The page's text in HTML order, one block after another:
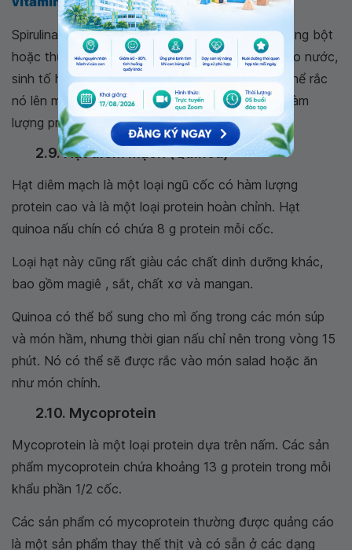
Spirulina có sẵn trên thị trường rất nhiều, dưới dạng bột
hoặc thực phẩm bổ sung. Nó còn được thêm vào nước,
sinh tố hoặc nước trái cây. Một người cũng có thể rắc
nó lên món salad hoặc các đồ ăn nhẹ để tăng hàm
lượng protein của họ.
2.9. Hạt diêm mạch (Quinoa)
Hạt diêm mạch là một loại ngũ cốc có hàm lượng
protein cao và là một loại protein hoàn chỉnh. Hạt
quinoa nấu chín có chứa 8 g protein mỗi cốc.
Loại hạt này cũng rất giàu các chất dinh dưỡng khác,
bao gồm magiê , sắt, chất xơ và mangan.
Quinoa có thể bổ sung cho mì ống trong các món súp
và món hầm, nhưng thời gian nấu chỉ nên trong vòng 15
phút. Nó có thể sẽ được rắc vào món salad hoặc ăn
như món chính.
2.10. Mycoprotein
Mycoprotein là một loại protein dựa trên nấm. Các sản
phẩm mycoprotein chứa khoảng 13 g protein trong mỗi
khẩu phần 1/2 cốc.
Các sản phẩm có mycoprotein thường được quảng cáo
là một sản phẩm thay thế thịt và có sẵn ở các dạng